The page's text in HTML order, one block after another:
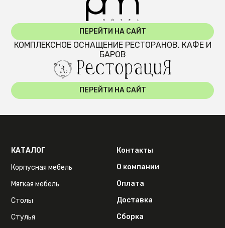
ПЕРЕЙТИ НА САЙТ
КОМПЛЕКСНОЕ ОСНАЩЕНИЕ РЕСТОРАНОВ, КАФЕ И
БАРОВ
ПЕРЕЙТИ НА САЙТ
КАТАЛОГ
Корпусная мебель
Мягкая мебель
Столы
Стулья
Контакты
О компании
Оплата
Доставка
Сборка